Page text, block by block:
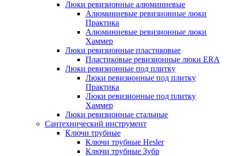
Люки ревизионные алюминиевые
Алюминиевые ревизионные люки
Практика
Алюминиевые ревизионные люки
Хаммер
Люки ревизионные пластиковые
Пластиковые ревизионные люки ERA
Люки ревизионные под плитку
Люки ревизионные под плитку
Практика
Люки ревизионные под плитку
Хаммер
Люки ревизионные стальные
Сантехнический инструмент
Ключи трубные
Ключи трубные Hesler
Ключи трубные Зубр